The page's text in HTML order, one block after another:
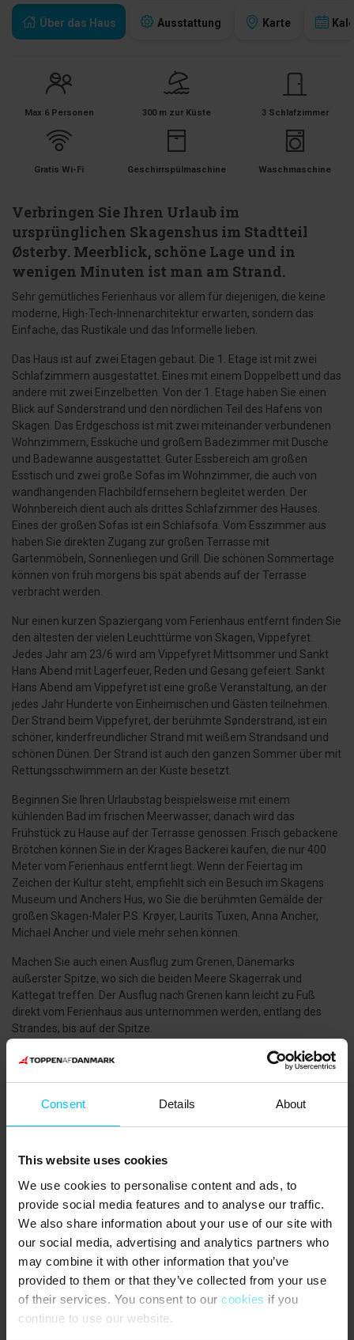
Consent Details About
This website uses cookies
We use cookies to personalise content and ads, to
provide social media features and to analyse our traffic.
We also share information about your use of our site with
our social media, advertising and analytics partners who
may combine it with other information that you’ve
provided to them or that they’ve collected from your use
of their services. You consent to our cookies if you
continue to use our website.
Über das Haus Ausstattung Karte
Max 6 Personen 300 m zur Küste 3 Schlafzimmer
Gratis Wi-Fi Geschirrspülmaschine Waschmaschine
Verbringen Sie Ihren Urlaub im
ursprünglichen Skagenshus im Stadtteil
Østerby. Meerblick, schöne Lage und in
wenigen Minuten ist man am Strand.
Sehr gemütliches Ferienhaus vor allem für diejenigen, die keine
moderne, High-Tech-Innenarchitektur erwarten, sondern das
Einfache, das Rustikale und das Informelle lieben.
Das Haus ist auf zwei Etagen gebaut. Die 1. Etage ist mit zwei
Schlafzimmern ausgestattet. Eines mit einem Doppelbett und das
andere mit zwei Einzelbetten. Von der 1. Etage haben Sie einen
Blick auf Sønderstrand und den nördlichen Teil des Hafens von
Skagen. Das Erdgeschoss ist mit zwei miteinander verbundenen
Wohnzimmern, Essküche und großem Badezimmer mit Dusche
und Badewanne ausgestattet. Guter Essbereich am großen
Esstisch und zwei große Sofas im Wohnzimmer, die auch von
wandhängenden Flachbildfernsehern begleitet werden. Der
Wohnbereich dient auch als drittes Schlafzimmer des Hauses.
Eines der großen Sofas ist ein Schlafsofa. Vom Esszimmer aus
haben Sie direkten Zugang zur großen Terrasse mit
Gartenmöbeln, Sonnenliegen und Grill. Die schönen Sommertage
können von früh morgens bis spät abends auf der Terrasse
verbracht werden.
Nur einen kurzen Spaziergang vom Ferienhaus entfernt finden Sie
den ältesten der vielen Leuchttürme von Skagen, Vippefyret.
Jedes Jahr am 23/6 wird am Vippefyret Mittsommer und Sankt
Hans Abend mit Lagerfeuer, Reden und Gesang gefeiert. Sankt
Hans Abend am Vippefyret ist eine große Veranstaltung, an der
jedes Jahr Hunderte von Einheimischen und Gästen teilnehmen.
Der Strand beim Vippefyret, der berühmte Sønderstrand, ist ein
schöner, kinderfreundlicher Strand mit weißem Strandsand und
schönen Dünen. Der Strand ist auch den ganzen Sommer über mit
Rettungsschwimmern an der Küste besetzt.
Beginnen Sie Ihren Urlaubstag beispielsweise mit einem
kühlenden Bad im frischen Meerwasser, danach wird das
Frühstück zu Hause auf der Terrasse genossen. Frisch gebackene
Brötchen können Sie in der Krages Bäckerei kaufen, die nur 400
Meter vom Ferienhaus entfernt liegt. Wenn der Feiertag im
Zeichen der Kultur steht, empfiehlt sich ein Besuch im Skagens
Museum und Anchers Hus, wo Sie die berühmten Gemälde der
großen Skagen-Maler P.S. Krøyer, Laurits Tuxen, Anna Ancher,
Michael Ancher und viele mehr sehen können.
Machen Sie auch einen Ausflug zum Grenen, Dänemarks
äußerster Spitze, wo sich die beiden Meere Skagerrak und
Kattegat treffen. Der Ausflug nach Grenen kann leicht zu Fuß
direkt vom Ferienhaus aus unternommen werden, entlang des
Strandes, bis auf der Spitze.
HAUSTIERE:
Haustiere nicht erlaubt.
Niedrige Decken in der Wohnung.
Die 1. Etage ist mit schrägen Wänden eingerichtet.
Die Endreinigung kann erworben werden.